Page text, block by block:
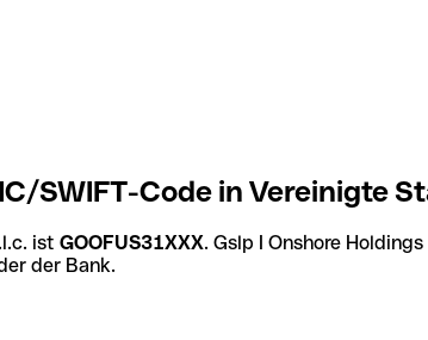
SWIFT-Code in Vereinigte
ist GOOFUS31XXX. Gslp I Onshore
der Bank.